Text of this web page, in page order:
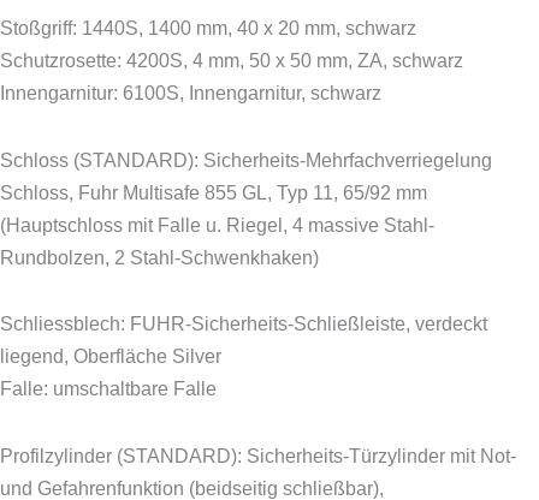
Stoßgriff: 1440S, 1400 mm, 40 x 20 mm, schwarz
Schutzrosette: 4200S, 4 mm, 50 x 50 mm, ZA, schwarz
Innengarnitur: 6100S, Innengarnitur, schwarz
Schloss (STANDARD): Sicherheits-Mehrfachverriegelung
Schloss, Fuhr Multisafe 855 GL, Typ 11, 65/92 mm
(Hauptschloss mit Falle u. Riegel, 4 massive Stahl-
Rundbolzen, 2 Stahl-Schwenkhaken)
Schliessblech: FUHR-Sicherheits-Schließleiste, verdeckt
liegend, Oberfläche Silver
Falle: umschaltbare Falle
Profilzylinder (STANDARD): Sicherheits-Türzylinder mit Not-
und Gefahrenfunktion (beidseitig schließbar),